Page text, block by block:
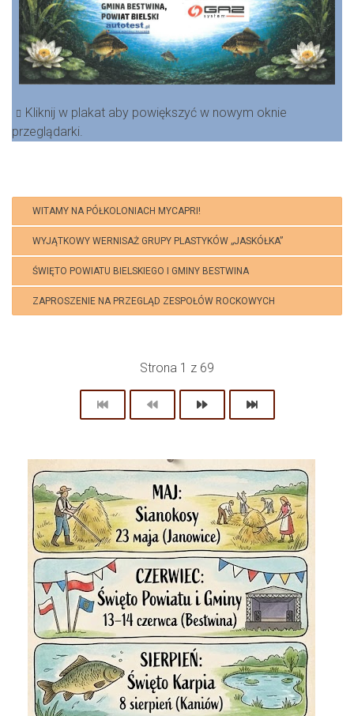
Kliknij w plakat aby powiększyć w nowym oknie
przeglądarki.
WITAMY NA PÓŁKOLONIACH MYCAPRI!
WYJĄTKOWY WERNISAŻ GRUPY PLASTYKÓW „JASKÓŁKA”
ŚWIĘTO POWIATU BIELSKIEGO I GMINY BESTWINA
ZAPROSZENIE NA PRZEGLĄD ZESPOŁÓW ROCKOWYCH
Strona 1 z 69